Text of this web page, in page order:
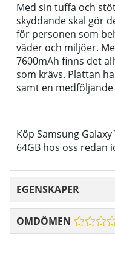
Med sin tuffa och
skyddande skal gör
för personen som
väder och miljöer.
7600mAh finns det
som krävs. Plattan
samt en
Köp Samsung
64GB hos oss redan
EGENSKAPER
OMDÖMEN